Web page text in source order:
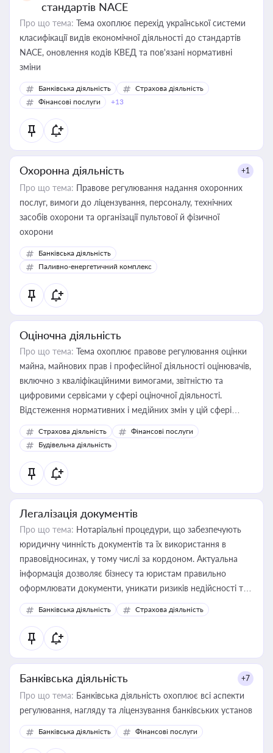
стандартів NACE
Про що тема: Тема охоплює перехід української системи
класифікації видів економічної діяльності до стандартів
NACE, оновлення кодів КВЕД та пов'язані нормативні
зміни
Банківська діяльність
Страхова діяльність
Фінансові послуги
+13
Охоронна діяльність +1
Про що тема: Правове регулювання надання охоронних
послуг, вимоги до ліцензування, персоналу, технічних
засобів охорони та організації пультової й фізичної
охорони
Банківська діяльність
Паливно-енергетичний комплекс
Оціночна діяльність
Про що тема: Тема охоплює правове регулювання оцінки
майна, майнових прав і професійної діяльності оцінювачів,
включно з кваліфікаційними вимогами, звітністю та
цифровими сервісами у сфері оціночної діяльності.
Відстеження нормативних і медійних змін у цій сфері
корисне для власника бізнесу, керівника, юриста або
бухгалтера під час оподаткування, приватизації, оренди
державного майна, корпоративних угод і перевірки
статусу суб'єктів оціночної діяльності
Страхова діяльність
Фінансові послуги
Будівельна діяльність
Легалізація документів
Про що тема: Нотаріальні процедури, що забезпечують
юридичну чинність документів та їх використання в
правовідносинах, у тому числі за кордоном. Актуальна
інформація дозволяє бізнесу та юристам правильно
оформлювати документи, уникати ризиків недійсності та
забезпечувати їх належне прийняття органами влади та
контрагентами
Банківська діяльність Страхова діяльність
Банківська діяльність +7
Про що тема: Банківська діяльність охоплює всі аспекти
регулювання, нагляду та ліцензування банківських установ
Банківська діяльність Фінансові послуги